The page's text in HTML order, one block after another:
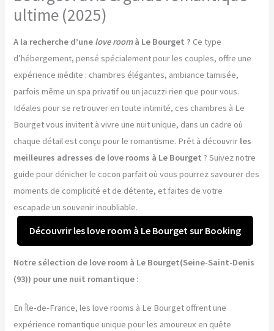
ultime (2025)
A la recherche d’une love roomà Le Bourget ? Ce type
d’hébergement, pensé spécialement pour les couples, offre une
expérience inédite : chambres élégantes, ambiance tamisée,
parfois même un spa privatif ou un jacuzzi rien que pour vous.
Idéales pour se retrouver en toute intimité, ces chambres à Le
Bourget vous invitent à vivre une nuit unique, dans un cadre où
chaque détail est conçu pour le romantisme. Prêt à découvrir les
meilleures adresses de love rooms à Le Bourget ? Suivez notre
guide pour dénicher le cocon parfait où vous pourrez savourer des
moments de complicité et de détente, et faites de votre
escapade un souvenir inoubliable.
Découvrir les love room à Le Bourget sur Booking
Notre sélection de love room à Le Bourget(Seine-Saint-Denis
(93)) pour une nuit romantique :
En Île-de-France, les love rooms à Le Bourget offrent une
expérience romantique unique pour les amoureux en quête